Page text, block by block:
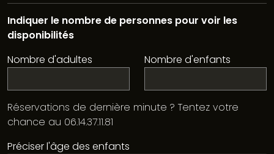
Indiquer le nombre de personnes pour voir les
disponibilités
Nombre d'adultes
Nombre d'enfants
Réservations de dernière minute ? Tentez votre
chance au 06.14.37.11.81
Préciser l'âge des enfants